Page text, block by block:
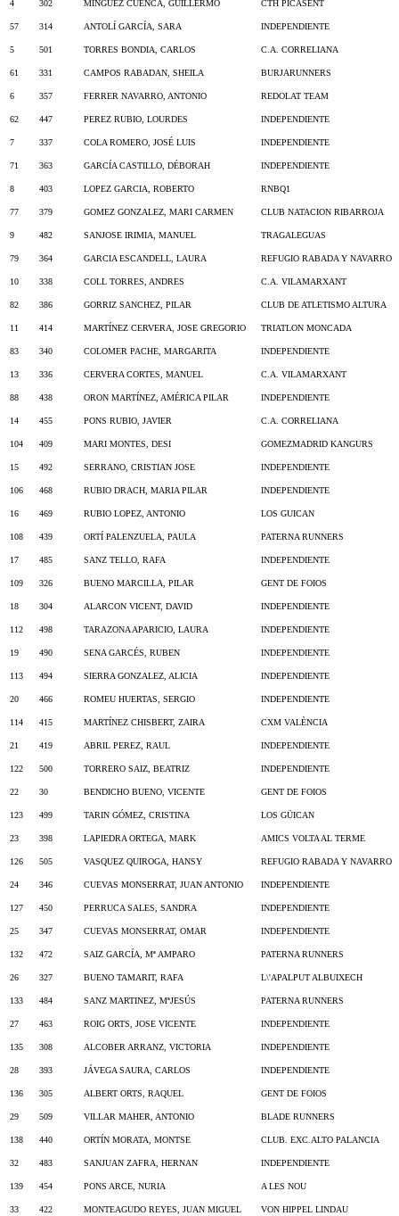
4 302 MINGUEZ CUENCA, GUILLERMO CTH PICASENT
57 314 ANTOLÍ GARCÍA, SARA INDEPENDIENTE
5 501 TORRES BONDIA, CARLOS C.A. CORRELIANA
61 331 CAMPOS RABADAN, SHEILA BURJARUNNERS
6 357 FERRER NAVARRO, ANTONIO REDOLAT TEAM
62 447 PEREZ RUBIO, LOURDES INDEPENDIENTE
7 337 COLA ROMERO, JOSÉ LUIS INDEPENDIENTE
71 363 GARCÍA CASTILLO, DÉBORAH INDEPENDIENTE
8 403 LOPEZ GARCIA, ROBERTO RNBQ1
77 379 GOMEZ GONZALEZ, MARI CARMEN CLUB NATACION RIBARROJA
9 482 SANJOSE IRIMIA, MANUEL TRAGALEGUAS
79 364 GARCIA ESCANDELL, LAURA REFUGIO RABADA Y NAVARRO
10 338 COLL TORRES, ANDRES C.A. VILAMARXANT
82 386 GORRIZ SANCHEZ, PILAR CLUB DE ATLETISMO ALTURA
11 414 MARTÍNEZ CERVERA, JOSE GREGORIO TRIATLON MONCADA
83 340 COLOMER PACHE, MARGARITA INDEPENDIENTE
13 336 CERVERA CORTES, MANUEL C.A. VILAMARXANT
88 438 ORON MARTÍNEZ, AMÉRICA PILAR INDEPENDIENTE
14 455 PONS RUBIO, JAVIER C.A. CORRELIANA
104 409 MARI MONTES, DESI GOMEZMADRID KANGURS
15 492 SERRANO, CRISTIAN JOSE INDEPENDIENTE
106 468 RUBIO DRACH, MARIA PILAR INDEPENDIENTE
16 469 RUBIO LOPEZ, ANTONIO LOS GUICAN
108 439 ORTÍ PALENZUELA, PAULA PATERNA RUNNERS
17 485 SANZ TELLO, RAFA INDEPENDIENTE
109 326 BUENO MARCILLA, PILAR GENT DE FOIOS
18 304 ALARCON VICENT, DAVID INDEPENDIENTE
112 498 TARAZONA APARICIO, LAURA INDEPENDIENTE
19 490 SENA GARCÉS, RUBEN INDEPENDIENTE
113 494 SIERRA GONZALEZ, ALICIA INDEPENDIENTE
20 466 ROMEU HUERTAS, SERGIO INDEPENDIENTE
114 415 MARTÍNEZ CHISBERT, ZAIRA CXM VALÈNCIA
21 419 ABRIL PEREZ, RAUL INDEPENDIENTE
122 500 TORRERO SAIZ, BEATRIZ INDEPENDIENTE
22 30 BENDICHO BUENO, VICENTE GENT DE FOIOS
123 499 TARIN GÓMEZ, CRISTINA LOS GÜICAN
23 398 LAPIEDRA ORTEGA, MARK AMICS VOLTA AL TERME
126 505 VASQUEZ QUIROGA, HANSY REFUGIO RABADA Y NAVARRO
24 346 CUEVAS MONSERRAT, JUAN ANTONIO INDEPENDIENTE
127 450 PERRUCA SALES, SANDRA INDEPENDIENTE
25 347 CUEVAS MONSERRAT, OMAR INDEPENDIENTE
132 472 SAIZ GARCÍA, Mª AMPARO PATERNA RUNNERS
26 327 BUENO TAMARIT, RAFA L\'APALPUT ALBUIXECH
133 484 SANZ MARTINEZ, MªJESÚS PATERNA RUNNERS
27 463 ROIG ORTS, JOSE VICENTE INDEPENDIENTE
135 308 ALCOBER ARRANZ, VICTORIA INDEPENDIENTE
28 393 JÁVEGA SAURA, CARLOS INDEPENDIENTE
136 305 ALBERT ORTS, RAQUEL GENT DE FOIOS
29 509 VILLAR MAHER, ANTONIO BLADE RUNNERS
138 440 ORTÍN MORATA, MONTSE CLUB. EXC.ALTO PALANCIA
32 483 SANJUAN ZAFRA, HERNAN INDEPENDIENTE
139 454 PONS ARCE, NURIA A LES NOU
33 422 MONTEAGUDO REYES, JUAN MIGUEL VON HIPPEL LINDAU